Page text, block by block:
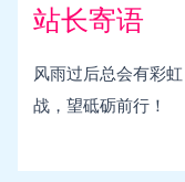
站长寄语
风雨过后总会有彩
战，望砥砺前行！